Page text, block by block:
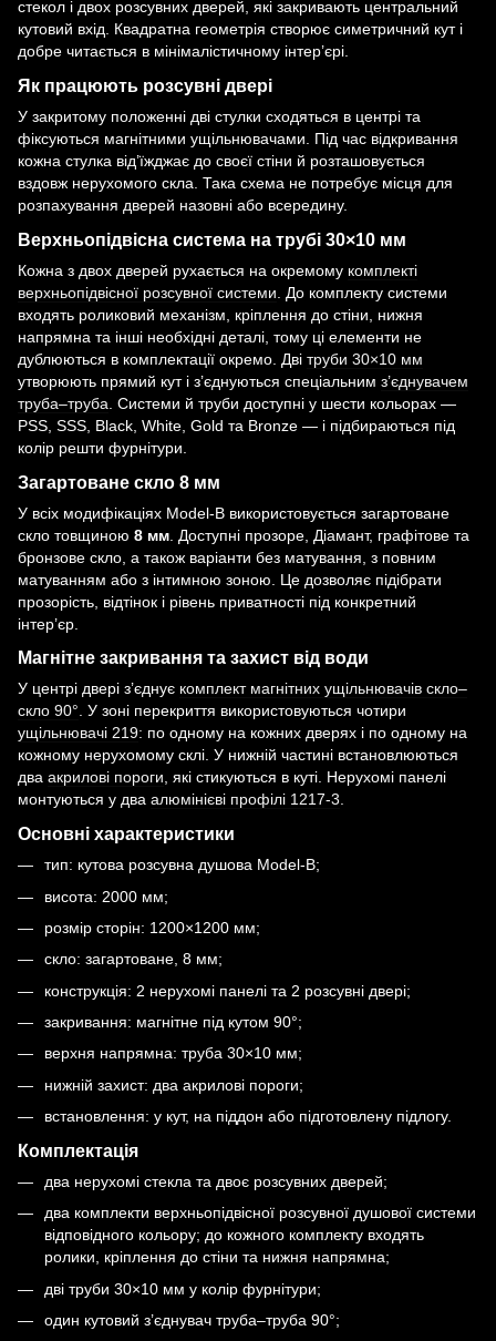
стекол і двох розсувних дверей, які закривають центральний
кутовий вхід. Квадратна геометрія створює симетричний кут і
добре читається в мінімалістичному інтер’єрі.
Як працюють розсувні двері
У закритому положенні дві стулки сходяться в центрі та
фіксуються магнітними ущільнювачами. Під час відкривання
кожна стулка від’їжджає до своєї стіни й розташовується
вздовж нерухомого скла. Така схема не потребує місця для
розпахування дверей назовні або всередину.
Верхньопідвісна система на трубі 30×10 мм
Кожна з двох дверей рухається на окремому комплекті
верхньопідвісної розсувної системи . До комплекту системи
входять роликовий механізм, кріплення до стіни, нижня
напрямна та інші необхідні деталі, тому ці елементи не
дублюються в комплектації окремо. Дві труби 30×10 мм
утворюють прямий кут і з’єднуються спеціальним з’єднувачем
труба–труба . Системи й труби доступні у шести кольорах —
PSS, SSS, Black, White, Gold та Bronze — і підбираються під
колір решти фурнітури.
Загартоване скло 8 мм
У всіх модифікаціях Model-B використовується загартоване
скло товщиною 8 мм . Доступні прозоре, Діамант, графітове та
бронзове скло, а також варіанти без матування, з повним
матуванням або з інтимною зоною. Це дозволяє підібрати
прозорість, відтінок і рівень приватності під конкретний
інтер’єр.
Магнітне закривання та захист від води
У центрі двері з’єднує комплект магнітних ущільнювачів скло–
скло 90°. У зоні перекриття використовуються чотири
ущільнювачі 219: по одному на кожних дверях і по одному на
кожному нерухомому склі. У нижній частині встановлюються
два акрилові пороги, які стикуються в куті. Нерухомі панелі
монтуються у два алюмінієві профілі 1217-3.
Основні характеристики
тип: кутова розсувна душова Model-B;
висота: 2000 мм;
розмір сторін: 1200×1200 мм;
скло: загартоване, 8 мм;
конструкція: 2 нерухомі панелі та 2 розсувні двері;
закривання: магнітне під кутом 90°;
верхня напрямна: труба 30×10 мм;
нижній захист: два акрилові пороги;
встановлення: у кут, на піддон або підготовлену підлогу.
Комплектація
два нерухомі стекла та двоє розсувних дверей;
два комплекти верхньопідвісної розсувної душової системи
відповідного кольору; до кожного комплекту входять
ролики, кріплення до стіни та нижня напрямна;
дві труби 30×10 мм у колір фурнітури;
один кутовий з’єднувач труба–труба 90°;